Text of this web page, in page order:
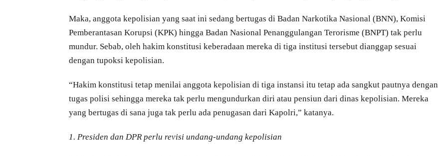
Maka, anggota kepolisian yang saat ini sedang bertugas di Badan Narkotika Nasional (BNN), Komisi
Pemberantasan Korupsi (KPK) hingga Badan Nasional Penanggulangan Terorisme (BNPT) tak perlu
mundur. Sebab, oleh hakim konstitusi keberadaan mereka di tiga institusi tersebut dianggap sesuai
dengan tupoksi kepolisian.
“Hakim konstitusi tetap menilai anggota kepolisian di tiga instansi itu tetap ada sangkut pautnya dengan
tugas polisi sehingga mereka tak perlu mengundurkan diri atau pensiun dari dinas kepolisian. Mereka
yang bertugas di sana juga tak perlu ada penugasan dari Kapolri,” katanya.
1. Presiden dan DPR perlu revisi undang-undang kepolisian